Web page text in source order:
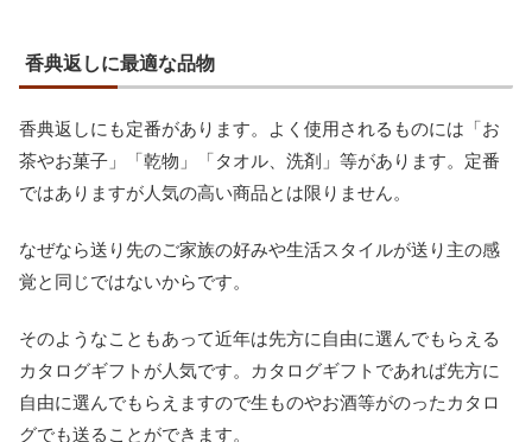
香典返しに最適な品物
香典返しにも定番があります。よく使用されるものには「お
茶やお菓子」「乾物」「タオル、洗剤」等があります。定番
ではありますが人気の高い商品とは限りません。
なぜなら送り先のご家族の好みや生活スタイルが送り主の感
覚と同じではないからです。
そのようなこともあって近年は先方に自由に選んでもらえる
カタログギフトが人気です。カタログギフトであれば先方に
自由に選んでもらえますので生ものやお酒等がのったカタロ
グでも送ることができます。